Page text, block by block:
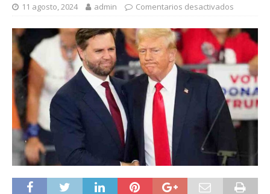
11 agosto, 2024 admin Comentarios desactivados